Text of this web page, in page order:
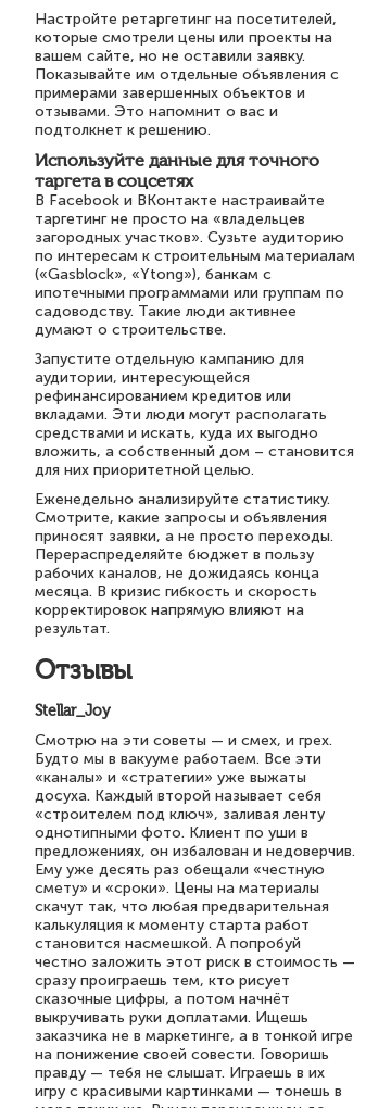
Настройте ретаргетинг на посетителей,
которые смотрели цены или проекты на
вашем сайте, но не оставили заявку.
Показывайте им отдельные объявления с
примерами завершенных объектов и
отзывами. Это напомнит о вас и
подтолкнет к решению.
Используйте данные для точного
таргета в соцсетях
В Facebook и ВКонтакте настраивайте
таргетинг не просто на «владельцев
загородных участков». Сузьте аудиторию
по интересам к строительным материалам
(«Gasblock», «Ytong»), банкам с
ипотечными программами или группам по
садоводству. Такие люди активнее
думают о строительстве.
Запустите отдельную кампанию для
аудитории, интересующейся
рефинансированием кредитов или
вкладами. Эти люди могут располагать
средствами и искать, куда их выгодно
вложить, а собственный дом – становится
для них приоритетной целью.
Еженедельно анализируйте статистику.
Смотрите, какие запросы и объявления
приносят заявки, а не просто переходы.
Перераспределяйте бюджет в пользу
рабочих каналов, не дожидаясь конца
месяца. В кризис гибкость и скорость
корректировок напрямую влияют на
результат.
Отзывы
Stellar_Joy
Смотрю на эти советы — и смех, и грех.
Будто мы в вакууме работаем. Все эти
«каналы» и «стратегии» уже выжаты
досуха. Каждый второй называет себя
«строителем под ключ», заливая ленту
однотипными фото. Клиент по уши в
предложениях, он избалован и недоверчив.
Ему уже десять раз обещали «честную
смету» и «сроки». Цены на материалы
скачут так, что любая предварительная
калькуляция к моменту старта работ
становится насмешкой. А попробуй
честно заложить этот риск в стоимость —
сразу проиграешь тем, кто рисует
сказочные цифры, а потом начнёт
выкручивать руки доплатами. Ищешь
заказчика не в маркетинге, а в тонкой игре
на понижение своей совести. Говоришь
правду — тебя не слышат. Играешь в их
игру с красивыми картинками — тонешь в